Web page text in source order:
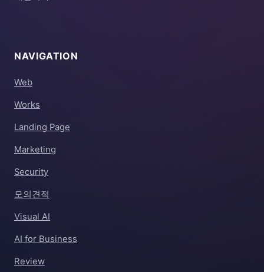
NAVIGATION
Web
Works
Landing Page
Marketing
Security
모의견적
Visual AI
AI for Business
Review